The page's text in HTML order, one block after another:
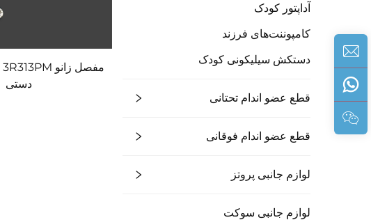
آداپتور کودک
کامپوننت‌های فرزند
دستکش سیلیکونی کودک
قطع عضو اندام تحتانی
قطع عضو اندام فوقانی
لوازم جانبی پروتز
لوازم جانبی سوکت
دستی